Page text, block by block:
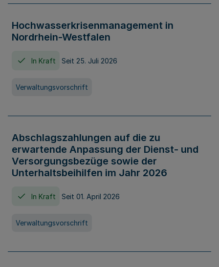
Hochwasserkrisenmanagement in
Nordrhein-Westfalen
In Kraft Seit 25. Juli 2026
Verwaltungsvorschrift
Abschlagszahlungen auf die zu
erwartende Anpassung der Dienst- und
Versorgungsbezüge sowie der
Unterhaltsbeihilfen im Jahr 2026
In Kraft Seit 01. April 2026
Verwaltungsvorschrift